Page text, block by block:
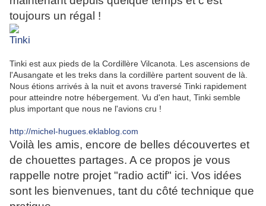
toujours un régal !
Tinki
Tinki est aux pieds de la Cordillère Vilcanota. Les ascensions de
l'Ausangate et les treks dans la cordillère partent souvent de là.
Nous étions arrivés à la nuit et avons traversé Tinki rapidement
pour atteindre notre hébergement. Vu d'en haut, Tinki semble
plus important que nous ne l'avions cru !
http://michel-hugues.eklablog.com
Voilà les amis, encore de belles découvertes et
de chouettes partages. A ce propos je vous
rappelle notre projet "radio actif" ici. Vos idées
sont les bienvenues, tant du côté technique que